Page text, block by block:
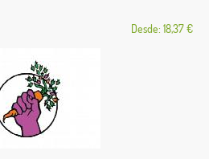
Desde: 18,37 €